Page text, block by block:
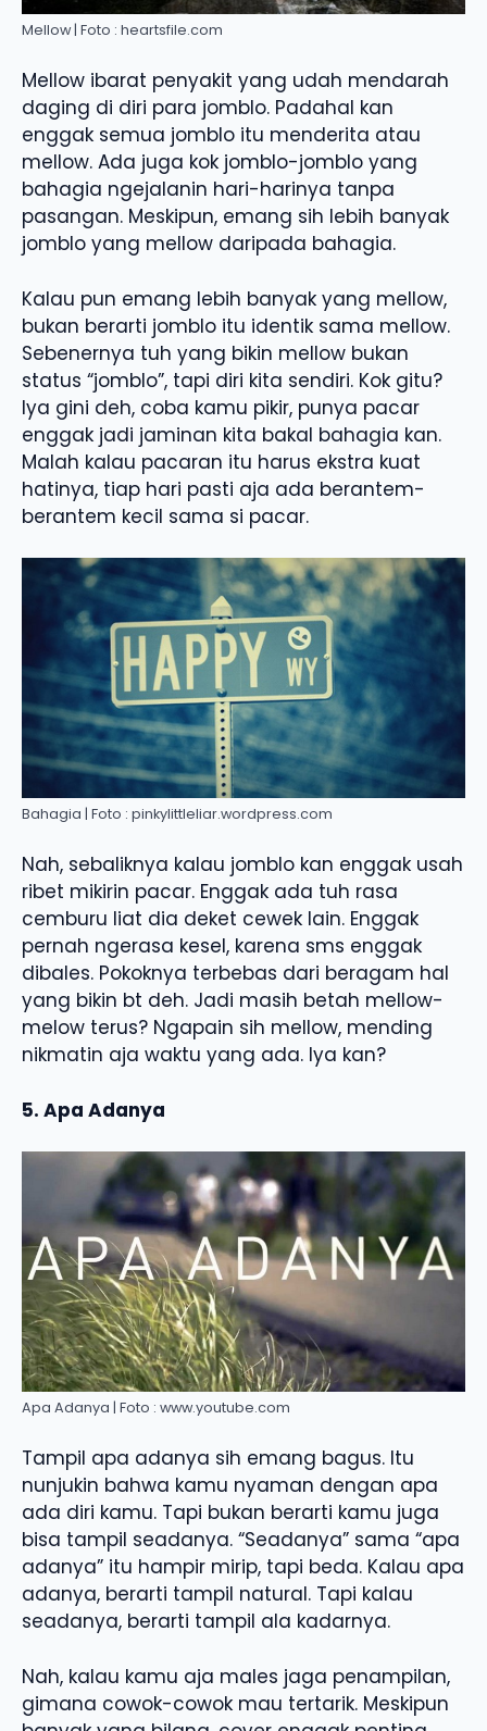
Mellow | Foto : heartsfile.com
Mellow ibarat penyakit yang udah mendarah
daging di diri para jomblo. Padahal kan
enggak semua jomblo itu menderita atau
mellow. Ada juga kok jomblo-jomblo yang
bahagia ngejalanin hari-harinya tanpa
pasangan. Meskipun, emang sih lebih banyak
jomblo yang mellow daripada bahagia.
Kalau pun emang lebih banyak yang mellow,
bukan berarti jomblo itu identik sama mellow.
Sebenernya tuh yang bikin mellow bukan
status “jomblo”, tapi diri kita sendiri. Kok gitu?
Iya gini deh, coba kamu pikir, punya pacar
enggak jadi jaminan kita bakal bahagia kan.
Malah kalau pacaran itu harus ekstra kuat
hatinya, tiap hari pasti aja ada berantem-
berantem kecil sama si pacar.
Bahagia | Foto : pinkylittleliar.wordpress.com
Nah, sebaliknya kalau jomblo kan enggak usah
ribet mikirin pacar. Enggak ada tuh rasa
cemburu liat dia deket cewek lain. Enggak
pernah ngerasa kesel, karena sms enggak
dibales. Pokoknya terbebas dari beragam hal
yang bikin bt deh. Jadi masih betah mellow-
melow terus? Ngapain sih mellow, mending
nikmatin aja waktu yang ada. Iya kan?
5. Apa Adanya
Apa Adanya | Foto : www.youtube.com
Tampil apa adanya sih emang bagus. Itu
nunjukin bahwa kamu nyaman dengan apa
ada diri kamu. Tapi bukan berarti kamu juga
bisa tampil seadanya. “Seadanya” sama “apa
adanya” itu hampir mirip, tapi beda. Kalau apa
adanya, berarti tampil natural. Tapi kalau
seadanya, berarti tampil ala kadarnya.
Nah, kalau kamu aja males jaga penampilan,
gimana cowok-cowok mau tertarik. Meskipun